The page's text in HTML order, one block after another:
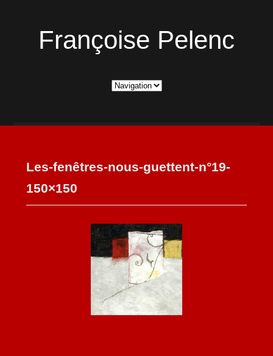
Françoise Pelenc
Les-fenêtres-nous-guettent-n°19-
150×150